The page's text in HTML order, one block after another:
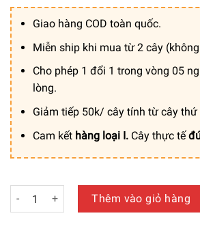
Giao hàng COD toàn quốc.
Miễn ship khi mua từ 2 cây
Cho phép 1 đổi 1 trong vòng 05
lòng.
Giảm tiếp 50k/ cây tính từ cây thứ
Cam kết hàng loại I. Cây thực tế
Cây Hoa Thiên Điểu Giả Trang Trí
Thêm vào giỏ hàng